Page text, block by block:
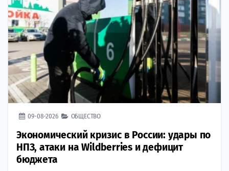
09-08-2026 ОБЩЕСТВО
Экономический кризис в России: удары по
НПЗ, атаки на Wildberries и дефицит
бюджета